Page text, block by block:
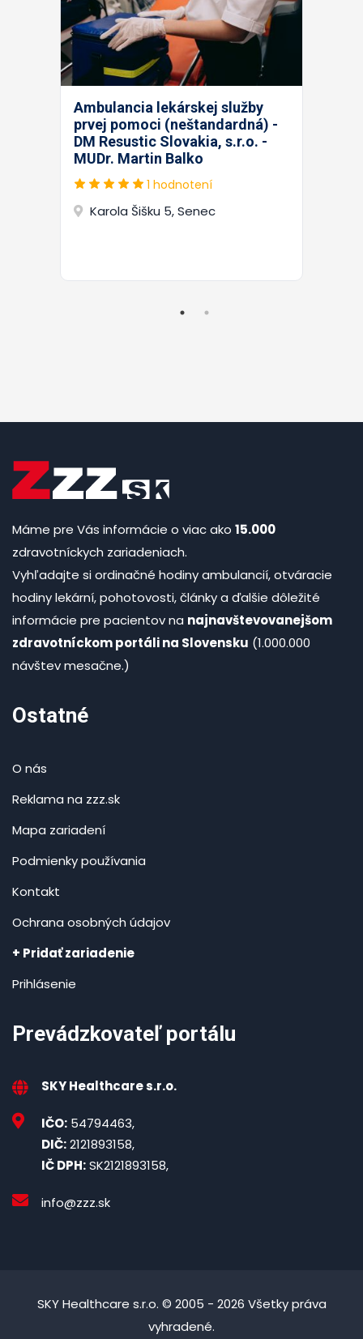
Ambulancia lekárskej služby
prvej pomoci (neštandardná) -
DM Resustic Slovakia, s.r.o. -
MUDr. Martin Balko
1 hodnotení
Karola Šišku 5, Senec
Máme pre Vás informácie o viac ako 15.000
zdravotníckych zariadeniach.
Vyhľadajte si ordinačné hodiny ambulancií, otváracie
hodiny lekární, pohotovosti, články a ďalšie dôležité
informácie pre pacientov na najnavštevovanejšom
zdravotníckom portáli na Slovensku (1.000.000
návštev mesačne.)
Ostatné
O nás
Reklama na zzz.sk
Mapa zariadení
Podmienky používania
Kontakt
Ochrana osobných údajov
+ Pridať zariadenie
Prihlásenie
Prevádzkovateľ portálu
SKY Healthcare s.r.o.
IČO: 54794463,
DIČ:2121893158,
IČ DPH:SK2121893158,
info@zzz.sk
SKY Healthcare s.r.o. © 2005 - 2026 Všetky práva
vyhradené.